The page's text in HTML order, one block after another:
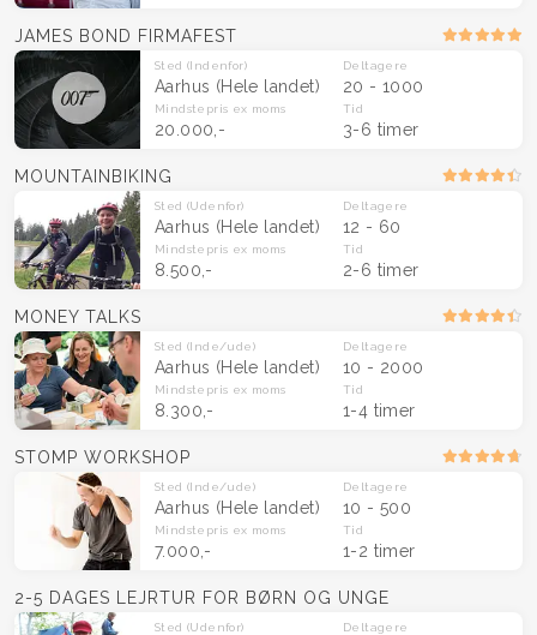
JAMES BOND FIRMAFEST
Sted (Indenfor)
Aarhus (Hele landet)
Deltagere
20 - 1000
Mindstepris ex moms
20.000,-
Tid
3-6 timer
MOUNTAINBIKING
Sted (Udenfor)
Aarhus (Hele landet)
Deltagere
12 - 60
Mindstepris ex moms
8.500,-
Tid
2-6 timer
MONEY TALKS
Sted (Inde/ude)
Aarhus (Hele landet)
Deltagere
10 - 2000
Mindstepris ex moms
8.300,-
Tid
1-4 timer
STOMP WORKSHOP
Sted (Inde/ude)
Aarhus (Hele landet)
Deltagere
10 - 500
Mindstepris ex moms
7.000,-
Tid
1-2 timer
2-5 DAGES LEJRTUR FOR BØRN OG UNGE
Sted (Udenfor) Deltagere